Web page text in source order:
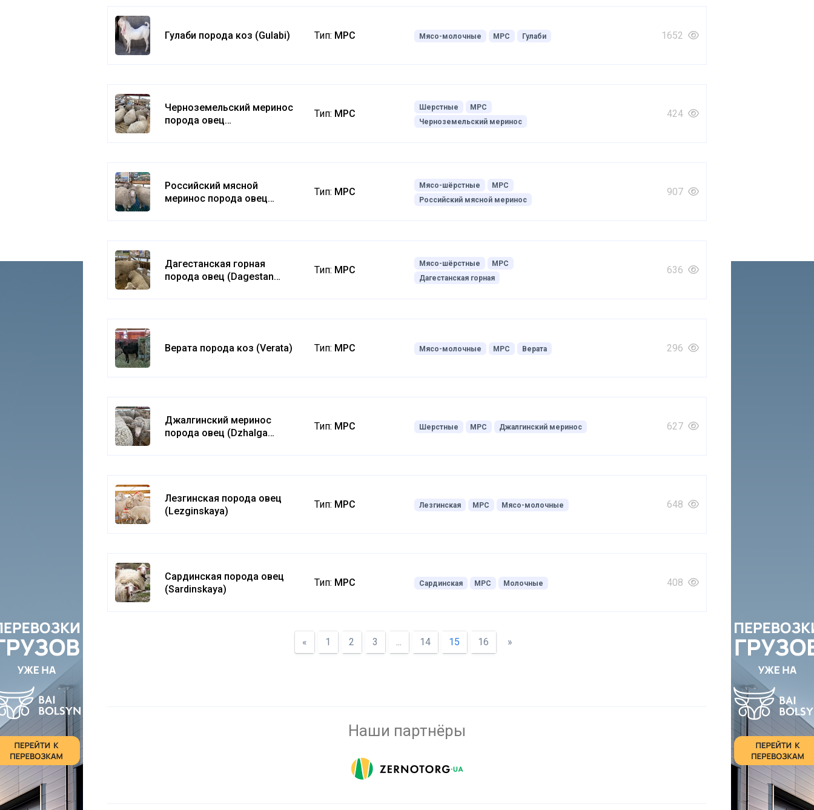
Гулаби порода коз (Gulabi) Тип: МРС Мясо-молочные МРС Гулаби 1652
Черноземельский меринос
порода овец
Тип: МРС
Шерстные
МРС
Черноземельский меринос
424
Российский мясной
меринос порода овец
Тип: МРС
Мясо-шёрстные
МРС
Российский мясной меринос
907
Дагестанская горная
порода овец (Dagestan
Тип: МРС
Мясо-шёрстные
МРС
Дагестанская горная
636
Верата порода коз (Verata) Тип: МРС Мясо-молочные МРС Верата 296
Джалгинский меринос
порода овец (Dzhalga
Тип: МРС Шерстные МРС Джалгинский меринос 627
Лезгинская порода овец
(Lezginskaya)
Тип: МРС Лезгинская МРС Мясо-молочные 648
Сардинская порода овец
(Sardinskaya)
Тип: МРС Сардинская МРС Молочные 408
« 1 2 3 ... 14 15 16 »
Наши партнёры